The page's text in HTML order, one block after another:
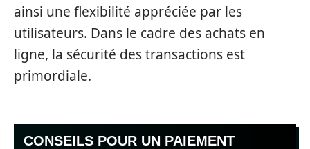
ainsi une flexibilité appréciée par les
utilisateurs. Dans le cadre des achats en
ligne, la sécurité des transactions est
primordiale.
CONSEILS POUR UN PAIEMENT